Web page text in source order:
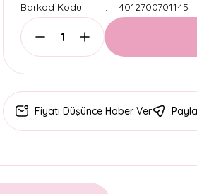
Barkod Kodu 4012700701145
Fiyatı Düşünce Haber Ver